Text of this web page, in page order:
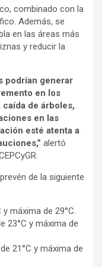
combinado con la
Además, se
en las áreas más
y reducir la
podrían generar
en los
de árboles,
en las
esté atenta a
alertó
de la siguiente
máxima de 29°C.
23°C y máxima de
21°C y máxima de